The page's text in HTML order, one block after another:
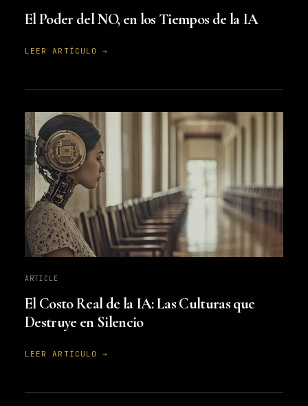
El Poder del NO, en los Tiempos de la IA
LEER ARTÍCULO →
ARTICLE
El Costo Real de la IA: Las Culturas que
Destruye en Silencio
LEER ARTÍCULO →